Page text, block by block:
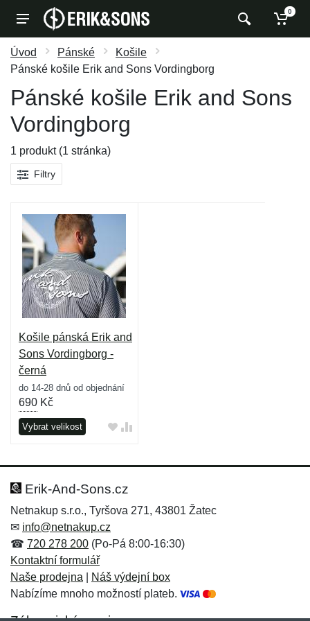
0
Úvod Pánské
Košile
Pánské košile Erik and Sons Vordingborg
Pánské košile Erik and Sons
Vordingborg
1 produkt (1 stránka)
Filtry
Košile pánská Erik and
Sons Vordingborg -
černá
do 14-28 dnů od objednání
690 Kč
Vybrat velikost
Erik-And-Sons.cz
Netnakup s.r.o., Tyršova 271, 43801 Žatec
✉ info@netnakup.cz
☎ 720 278 200 (Po-Pá 8:00-16:30)
Kontaktní formulář
Naše prodejna
Náš výdejní box
Nabízíme mnoho možností plateb.